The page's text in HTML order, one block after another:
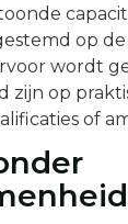
op
wordt
zijn op
of